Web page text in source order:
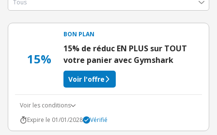
15%
BON PLAN
15% de réduc EN PLUS sur TOUT
votre panier avec Gymshark
Voir l'offre
Voir les conditions
Expire le 01/01/2028
Vérifié